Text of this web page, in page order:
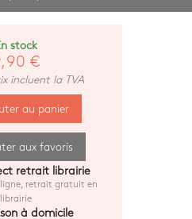
stock
€
incluent la TVA
au panier
aux favoris
retrait librairie
ligne, retrait gratuit en
librairie
à domicile